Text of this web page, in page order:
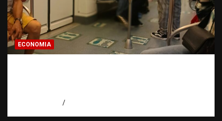
ECONOMIA